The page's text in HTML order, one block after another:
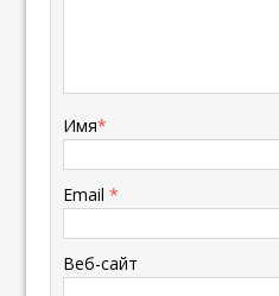
Имя*
Email*
Веб-сайт